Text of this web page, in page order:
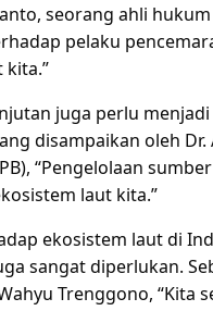
seorang ahli
pelaku
juga perlu
disampaikan oleh Dr.
“Pengelolaan
laut kita.”
ekosistem laut di
sangat diperlukan.
Trenggono, “Kita